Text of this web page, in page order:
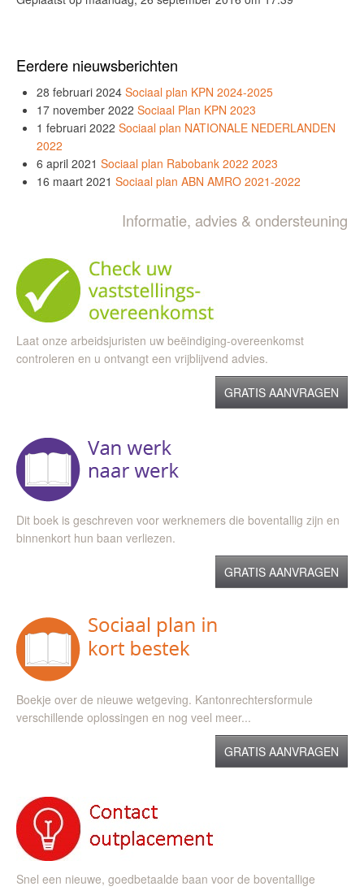
Eerdere nieuwsberichten
28 februari 2024 Sociaal plan KPN 2024-2025
17 november 2022 Sociaal Plan KPN 2023
1 februari 2022 Sociaal plan NATIONALE NEDERLANDEN
2022
6 april 2021 Sociaal plan Rabobank 2022 2023
16 maart 2021 Sociaal plan ABN AMRO 2021-2022
Informatie, advies & ondersteuning
Laat onze arbeidsjuristen uw beëindiging-overeenkomst
controleren en u ontvangt een vrijblijvend advies.
GRATIS AANVRAGEN
Dit boek is geschreven voor werknemers die boventallig zijn en
binnenkort hun baan verliezen.
GRATIS AANVRAGEN
Boekje over de nieuwe wetgeving. Kantonrechtersformule
verschillende oplossingen en nog veel meer...
GRATIS AANVRAGEN
Snel een nieuwe, goedbetaalde baan voor de boventallige